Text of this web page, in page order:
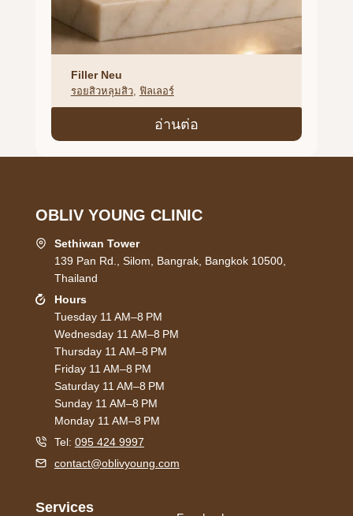
Filler Neu
รอยสิวหลุมสิว, ฟิลเลอร์
อ่านต่อ
OBLIV YOUNG CLINIC
Sethiwan Tower
139 Pan Rd., Silom, Bangrak, Bangkok 10500,
Thailand
Hours
Tuesday 11 AM–8 PM
Wednesday 11 AM–8 PM
Thursday 11 AM–8 PM
Friday 11 AM–8 PM
Saturday 11 AM–8 PM
Sunday 11 AM–8 PM
Monday 11 AM–8 PM
Tel: 095 424 9997
contact@oblivyoung.com
Services